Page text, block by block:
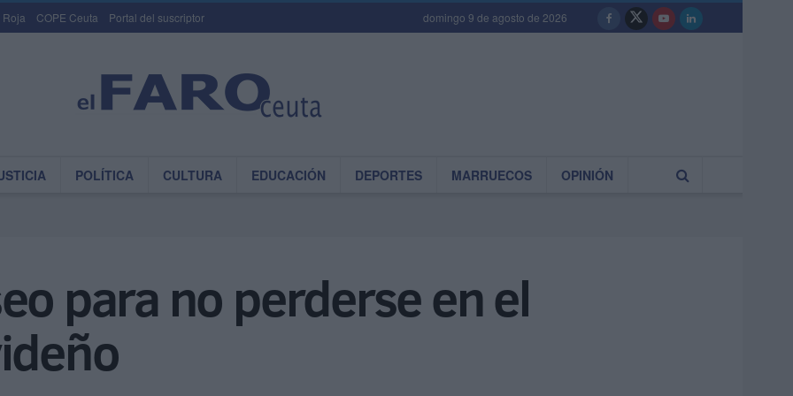
Roja COPE Ceuta Portal del suscriptor domingo 9 de agosto de 2026
POLÍTICA CULTURA EDUCACIÓN DEPORTES MARRUECOS OPINIÓN
para no perderse en el